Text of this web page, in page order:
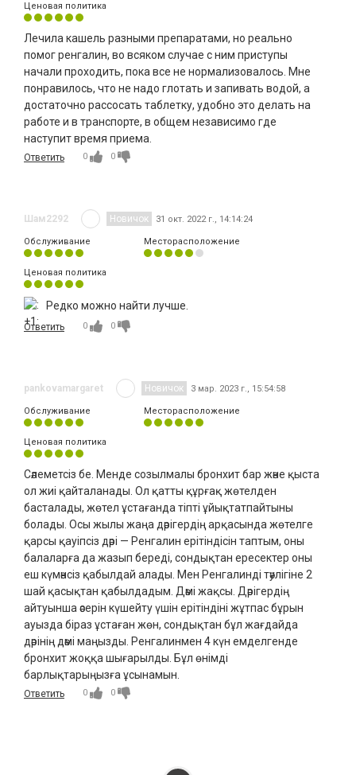
Ценовая политика
Лечила кашель разными препаратами, но реально
помог ренгалин, во всяком случае с ним приступы
начали проходить, пока все не нормализовалось. Мне
понравилось, что не надо глотать и запивать водой, а
достаточно рассосать таблетку, удобно это делать на
работе и в транспорте, в общем независимо где
наступит время приема.
Ответить 0 0
Шам2292 Новичок 31 окт. 2022 г., 14:14:24
Обслуживание Месторасположение
Ценовая политика
Редко можно найти лучше.
Ответить 0 0
pankovamargaret Новичок 3 мар. 2023 г., 15:54:58
Обслуживание Месторасположение
Ценовая политика
Сәлеметсіз бе. Менде созылмалы бронхит бар және қыста
ол жиі қайталанады. Ол қатты құрғақ жөтелден
басталады, жөтел ұстағанда тіпті ұйықтатпайтыны
болады. Осы жылы жаңа дәрігердің арқасында жөтелге
қарсы қауіпсіз дәрі — Ренгалин ерітіндісін таптым, оны
балаларға да жазып береді, сондықтан ересектер оны
еш күмәнсіз қабылдай алады. Мен Ренгалинді тәулігіне 2
шай қасықтан қабылдадым. Дәмі жақсы. Дәрігердің
айтуынша әсерін күшейту үшін ерітіндіні жұтпас бұрын
ауызда біраз ұстаған жөн, сондықтан бұл жағдайда
дәрінің дәмі маңызды. Ренгалинмен 4 күн емделгенде
бронхит жоққа шығарылды. Бұл өнімді
барлықтарыңызға ұсынамын.
Ответить 0 0